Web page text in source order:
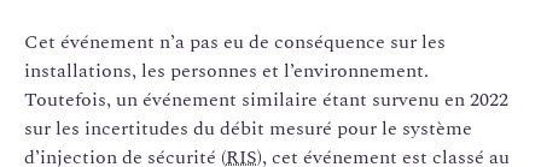
Cet événement n’a pas eu de conséquence sur les
installations, les personnes et l’environnement.
Toutefois, un événement similaire étant survenu en 2022
sur les incertitudes du débit mesuré pour le système
d’injection de sécurité (RIS), cet événement est classé au